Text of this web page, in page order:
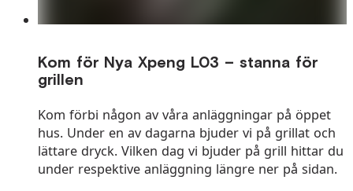
Kom för Nya Xpeng L03 – stanna för
grillen
Kom förbi någon av våra anläggningar på öppet
hus. Under en av dagarna bjuder vi på grillat och
lättare dryck. Vilken dag vi bjuder på grill hittar du
under respektive anläggning längre ner på sidan.